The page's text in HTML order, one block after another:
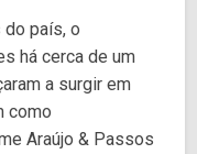
país, o
há cerca de um
a surgir em
como
Araújo & Passos